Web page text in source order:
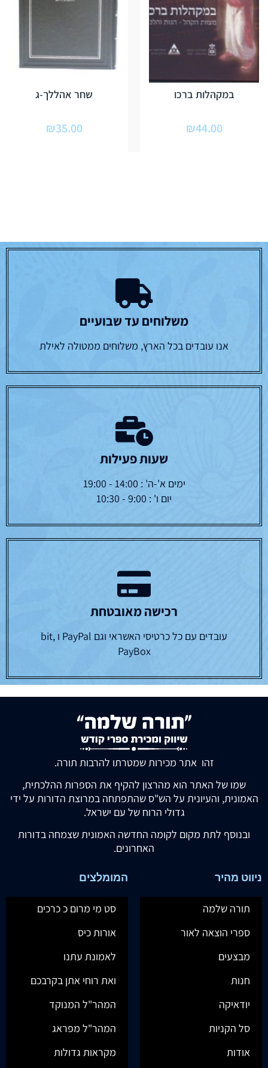
במקהלות ברכו
₪44.00
שחר אהללך-ג
₪35.00
משלוחים עד שבועיים
אנו עובדים בכל הארץ, משלוחים ממטולה לאילת
שעות פעילות
ימים א'-ה' : 14:00 - 19:00
יום ו' : 9:00 - 10:30
רכישה מאובטחת
עובדים עם כל כרטיסי האשראי וגם PayPal ו bit,
PayBox
זהו אתר מכירות שמטרתו להרבות תורה.
שמו של האתר הוא מהרצון להקיף את הספרות ההלכתית,
האמונית, והעיונית על הש"ס שהתפתחה במרוצת הדורות על ידי
גדולי הרוח של עם ישראל.
ובנוסף לתת מקום לקומה החדשה האמונית שצמחה בדורות
האחרונים.
ניווט מהיר
תורה שלמה
ספרי הוצאה לאור
מבצעים
חנות
יודאיקה
סל הקניות
אודות
המומלצים
סט מי מרום כ כרכים
אורות כיס
לאמונת עתנו
ואת רוחי אתן בקרבכם
המהר"ל המנוקד
המהר"ל מפראג
מקראות גדולות